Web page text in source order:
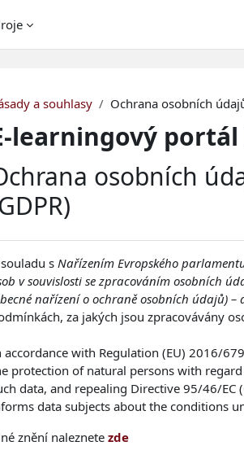
a souhlasy Ochrana osobních
learningový portál
osobních
sNařízením Evropského
v souvislosti se zpracováním osobních
nařízení o ochraně osobních údajů) –
za jakých jsou zpracovávány
accordance with Regulation (EU) 2016/
protection of natural persons with
data, and repealing Directive 95/46/EC
data subjects about the conditions
znění naleznete zde